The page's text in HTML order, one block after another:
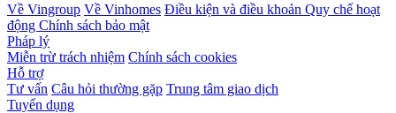
Về Vingroup Về Vinhomes Điều kiện và điều khoản Quy chế hoạt
động Chính sách bảo mật
Pháp lý
Miễn trừ trách nhiệm Chính sách cookies
Hỗ trợ
Tư vấn Câu hỏi thường gặp Trung tâm giao dịch
Tuyển dụng